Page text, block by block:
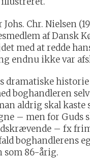
Chr. Nielsen
af Dansk
med at redde
endnu ikke var
dramatiske
boghandleren
aldrig skal kaste
– men for Guds
– fx
boghandlerens
som 86-årig.